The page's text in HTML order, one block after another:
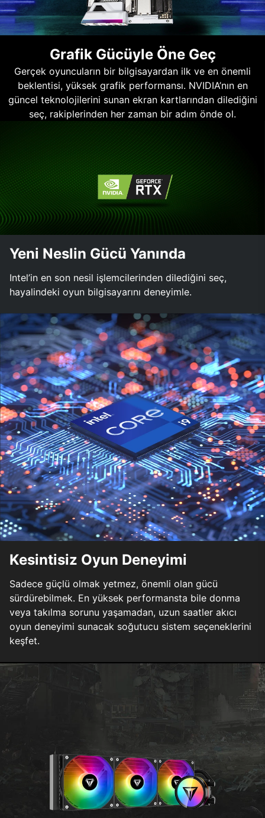
Grafik Gücüyle Öne Geç
Gerçek oyuncuların bir bilgisayardan ilk ve en önemli
beklentisi, yüksek grafik performansı. NVIDIA’nın en
güncel teknolojilerini sunan ekran kartlarından dilediğini
seç, rakiplerinden her zaman bir adım önde ol.
Yeni Neslin Gücü Yanında
Intel’in en son nesil işlemcilerinden dilediğini seç,
hayalindeki oyun bilgisayarını deneyimle.
Kesintisiz Oyun Deneyimi
Sadece güçlü olmak yetmez, önemli olan gücü
sürdürebilmek. En yüksek performansta bile donma
veya takılma sorunu yaşamadan, uzun saatler akıcı
oyun deneyimi sunacak soğutucu sistem seçeneklerini
keşfet.